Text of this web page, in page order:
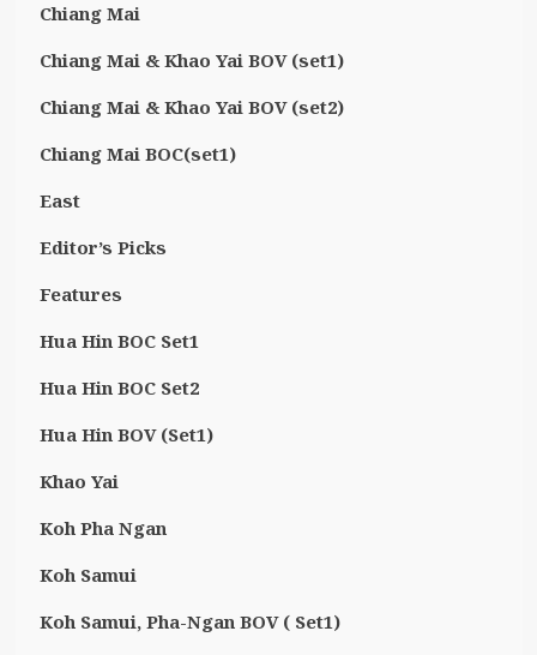
Chiang Mai
Chiang Mai & Khao Yai BOV (set1)
Chiang Mai & Khao Yai BOV (set2)
Chiang Mai BOC(set1)
East
Editor’s Picks
Features
Hua Hin BOC Set1
Hua Hin BOC Set2
Hua Hin BOV (Set1)
Khao Yai
Koh Pha Ngan
Koh Samui
Koh Samui, Pha-Ngan BOV ( Set1)